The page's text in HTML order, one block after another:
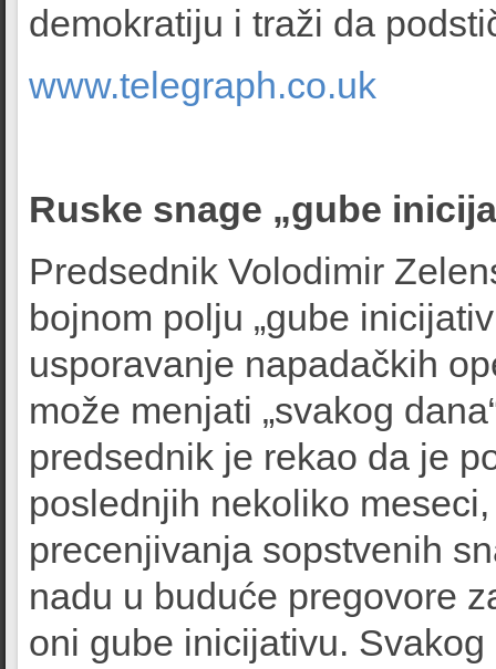
demokratiju i traži da
www.telegraph.co.uk
Ruske snage „gube
Predsednik Volodimir
bojnom polju „gube
usporavanje napadačkih
može menjati „svakog
predsednik je rekao da je
poslednjih nekoliko
precenjivanja sopstvenih
nadu u buduće pregovore
oni gube inicijativu.